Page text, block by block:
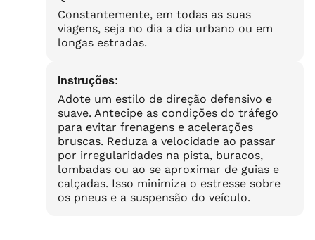
Constantemente, em todas as suas
viagens, seja no dia a dia urbano ou em
longas estradas.
Instruções:
Adote um estilo de direção defensivo e
suave. Antecipe as condições do tráfego
para evitar frenagens e acelerações
bruscas. Reduza a velocidade ao passar
por irregularidades na pista, buracos,
lombadas ou ao se aproximar de guias e
calçadas. Isso minimiza o estresse sobre
os pneus e a suspensão do veículo.